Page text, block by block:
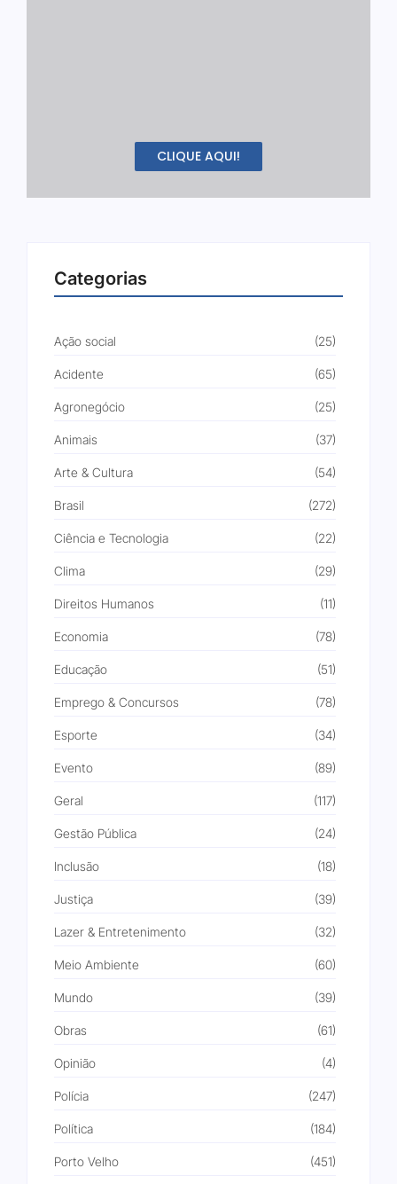
CLIQUE AQUI!
Categorias
Ação social (25)
Acidente (65)
Agronegócio (25)
Animais (37)
Arte & Cultura (54)
Brasil (272)
Ciência e Tecnologia (22)
Clima (29)
Direitos Humanos (11)
Economia (78)
Educação (51)
Emprego & Concursos (78)
Esporte (34)
Evento (89)
Geral (117)
Gestão Pública (24)
Inclusão (18)
Justiça (39)
Lazer & Entretenimento (32)
Meio Ambiente (60)
Mundo (39)
Obras (61)
Opinião (4)
Polícia (247)
Política (184)
Porto Velho (451)